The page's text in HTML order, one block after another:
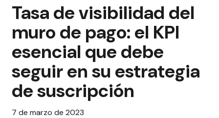
Tasa de visibilidad del
muro de pago: el KPI
esencial que debe
seguir en su estrategia
de suscripción
7 de marzo de 2023